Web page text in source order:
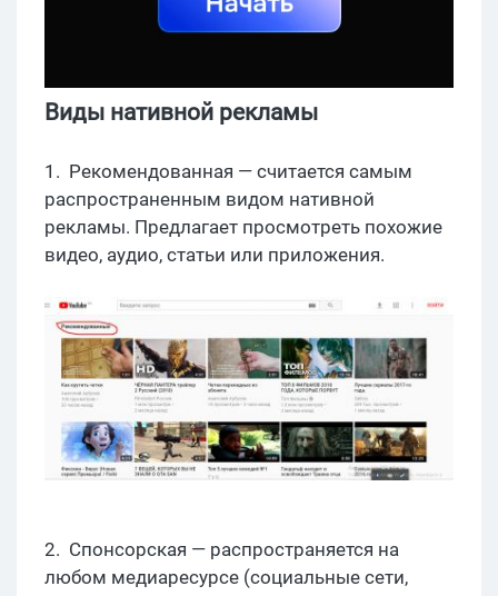
Виды нативной рекламы
1. Рекомендованная — считается самым
распространенным видом нативной
рекламы. Предлагает просмотреть похожие
видео, аудио, статьи или приложения.
2. Спонсорская — распространяется на
любом медиаресурсе (социальные сети,